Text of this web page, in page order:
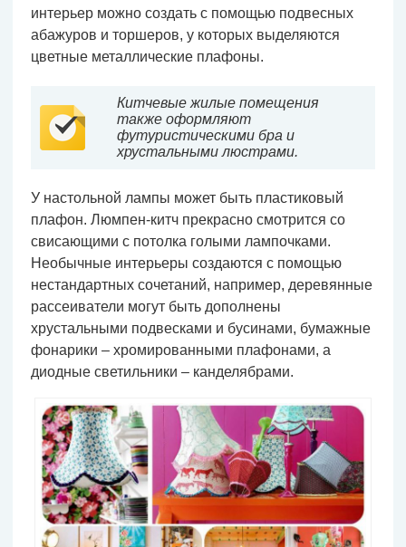
интерьер можно создать с помощью подвесных
абажуров и торшеров, у которых выделяются
цветные металлические плафоны.
Китчевые жилые помещения
также оформляют
футуристическими бра и
хрустальными люстрами.
У настольной лампы может быть пластиковый
плафон. Люмпен-китч прекрасно смотрится со
свисающими с потолка голыми лампочками.
Необычные интерьеры создаются с помощью
нестандартных сочетаний, например, деревянные
рассеиватели могут быть дополнены
хрустальными подвесками и бусинами, бумажные
фонарики – хромированными плафонами, а
диодные светильники – канделябрами.